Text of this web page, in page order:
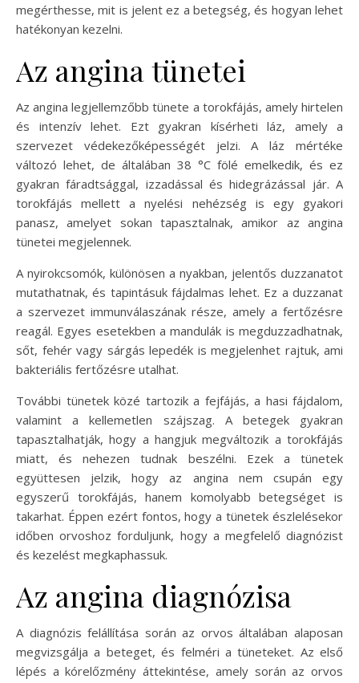
megérthesse, mit is jelent ez a betegség, és hogyan lehet
hatékonyan kezelni.
Az angina tünetei
Az angina legjellemzőbb tünete a torokfájás, amely hirtelen
és intenzív lehet. Ezt gyakran kísérheti láz, amely a
szervezet védekezőképességét jelzi. A láz mértéke
változó lehet, de általában 38 °C fölé emelkedik, és ez
gyakran fáradtsággal, izzadással és hidegrázással jár. A
torokfájás mellett a nyelési nehézség is egy gyakori
panasz, amelyet sokan tapasztalnak, amikor az angina
tünetei megjelennek.
A nyirokcsomók, különösen a nyakban, jelentős duzzanatot
mutathatnak, és tapintásuk fájdalmas lehet. Ez a duzzanat
a szervezet immunválaszának része, amely a fertőzésre
reagál. Egyes esetekben a mandulák is megduzzadhatnak,
sőt, fehér vagy sárgás lepedék is megjelenhet rajtuk, ami
bakteriális fertőzésre utalhat.
További tünetek közé tartozik a fejfájás, a hasi fájdalom,
valamint a kellemetlen szájszag. A betegek gyakran
tapasztalhatják, hogy a hangjuk megváltozik a torokfájás
miatt, és nehezen tudnak beszélni. Ezek a tünetek
együttesen jelzik, hogy az angina nem csupán egy
egyszerű torokfájás, hanem komolyabb betegséget is
takarhat. Éppen ezért fontos, hogy a tünetek észlelésekor
időben orvoshoz forduljunk, hogy a megfelelő diagnózist
és kezelést megkaphassuk.
Az angina diagnózisa
A diagnózis felállítása során az orvos általában alaposan
megvizsgálja a beteget, és felméri a tüneteket. Az első
lépés a kórelőzmény áttekintése, amely során az orvos